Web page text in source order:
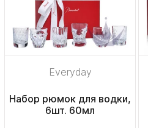
Everyday
Набор рюмок для водки,
6шт. 60мл